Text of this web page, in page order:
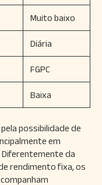
Muito baixo
Diária
FGPC
Baixa
possibilidade de
em
Diferentemente da
rendimento fixa, os